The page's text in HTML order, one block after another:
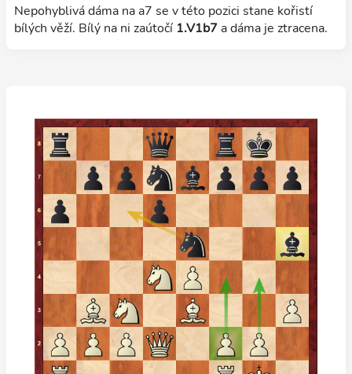
Nepohyblivá dáma na a7 se v této pozici stane kořistí
bílých věží. Bílý na ni zaútočí 1.V1b7a dáma je ztracena.